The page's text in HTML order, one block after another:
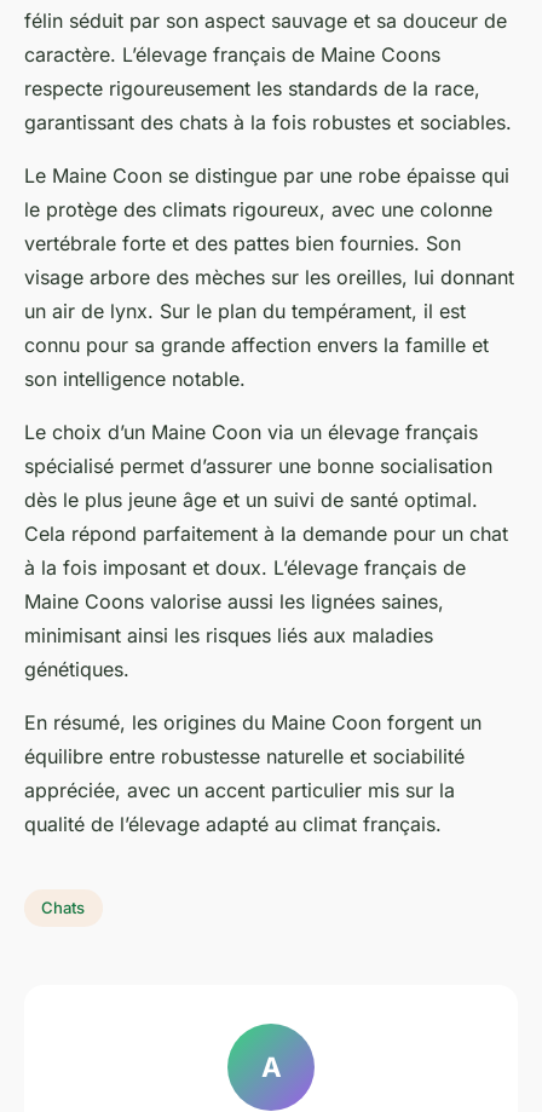
félin séduit par son aspect sauvage et sa douceur de
caractère. L’élevage français de Maine Coons
respecte rigoureusement les standards de la race,
garantissant des chats à la fois robustes et sociables.
Le Maine Coon se distingue par une robe épaisse qui
le protège des climats rigoureux, avec une colonne
vertébrale forte et des pattes bien fournies. Son
visage arbore des mèches sur les oreilles, lui donnant
un air de lynx. Sur le plan du tempérament, il est
connu pour sa grande affection envers la famille et
son intelligence notable.
Le choix d’un Maine Coon via un élevage français
spécialisé permet d’assurer une bonne socialisation
dès le plus jeune âge et un suivi de santé optimal.
Cela répond parfaitement à la demande pour un chat
à la fois imposant et doux. L’élevage français de
Maine Coons valorise aussi les lignées saines,
minimisant ainsi les risques liés aux maladies
génétiques.
En résumé, les origines du Maine Coon forgent un
équilibre entre robustesse naturelle et sociabilité
appréciée, avec un accent particulier mis sur la
qualité de l’élevage adapté au climat français.
Chats
A